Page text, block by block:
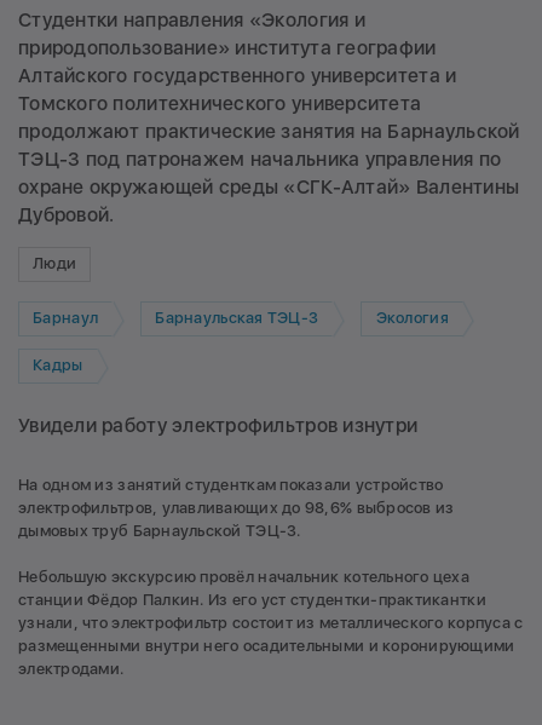
Студентки направления «Экология и
природопользование» института географии
Алтайского государственного университета и
Томского политехнического университета
продолжают практические занятия на Барнаульской
ТЭЦ-3 под патронажем начальника управления по
охране окружающей среды «СГК-Алтай» Валентины
Дубровой.
Люди
Барнаул Барнаульская ТЭЦ-3 Экология
Кадры
Увидели работу электрофильтров изнутри
На одном из занятий студенткам показали устройство
электрофильтров, улавливающих до 98,6% выбросов из
дымовых труб Барнаульской ТЭЦ-3.
Небольшую экскурсию провёл начальник котельного цеха
станции Фёдор Палкин. Из его уст студентки-практикантки
узнали, что электрофильтр состоит из металлического корпуса с
размещенными внутри него осадительными и коронирующими
электродами.